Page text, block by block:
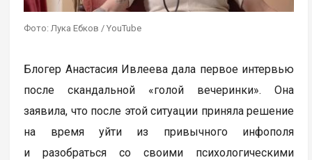
Фото: Лука Ебков / YouTube
Блогер Анастасия Ивлеева дала первое интервью
после скандальной «голой вечеринки». Она
заявила, что после этой ситуации приняла решение
на время уйти из привычного инфополя
и разобраться со своими психологическими